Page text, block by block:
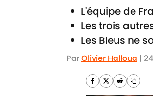
L'équipe de
Les trois
Les Bleus ne
ParOlivier Halloua |